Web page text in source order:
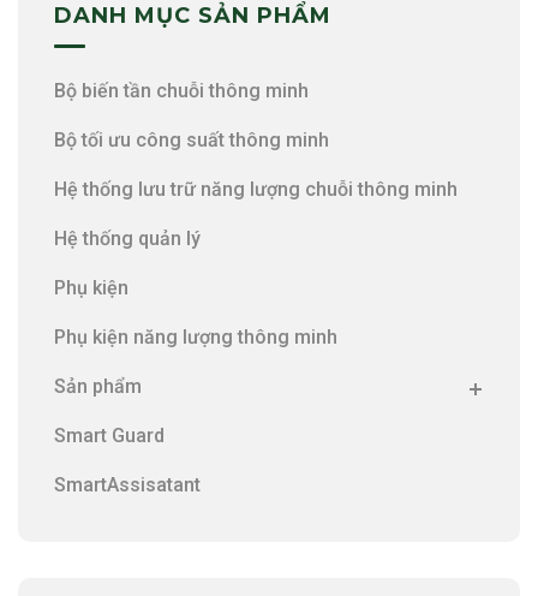
DANH MỤC SẢN PHẨM
Bộ biến tần chuỗi thông minh
Bộ tối ưu công suất thông minh
Hệ thống lưu trữ năng lượng chuỗi thông minh
Hệ thống quản lý
Phụ kiện
Phụ kiện năng lượng thông minh
Sản phẩm
Smart Guard
SmartAssisatant